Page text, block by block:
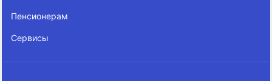
Пенсионерам
Сервисы